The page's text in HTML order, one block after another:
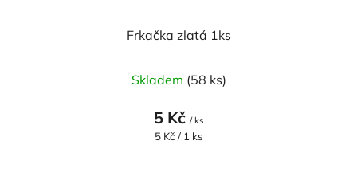
Frkačka zlatá 1ks
Skladem (58 ks)
5 Kč / ks
Měrná
5 Kč / 1 ks